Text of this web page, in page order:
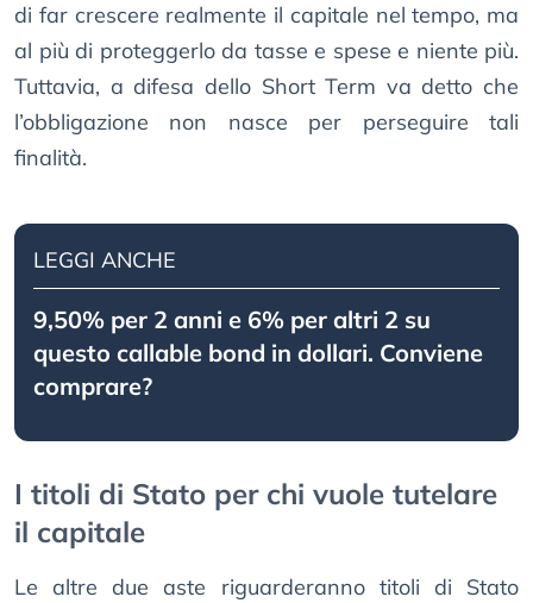
di far crescere realmente il capitale nel tempo, ma
al più di proteggerlo da tasse e spese e niente più.
Tuttavia, a difesa dello Short Term va detto che
l’obbligazione non nasce per perseguire tali
finalità.
LEGGI ANCHE
9,50% per 2 anni e 6% per altri 2 su
questo callable bond in dollari. Conviene
comprare?
I titoli di Stato per chi vuole tutelare
il capitale
Le altre due aste riguarderanno titoli di Stato